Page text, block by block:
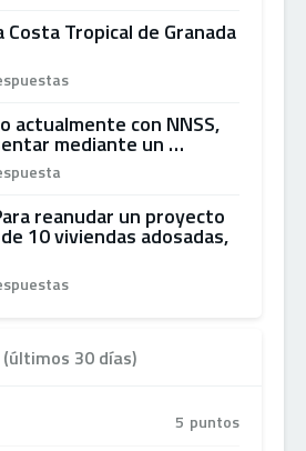
Costa Tropical de Granada
actualmente con NNSS,
mediante un …
reanudar un proyecto
10 viviendas adosadas,
(últimos 30 días)
5 puntos